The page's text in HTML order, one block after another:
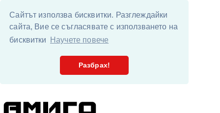
Сайтът използва бисквитки. Разглеждайки
сайта, Вие се съгласявате с използването на
бисквитки
Научете повече
Разбрах!